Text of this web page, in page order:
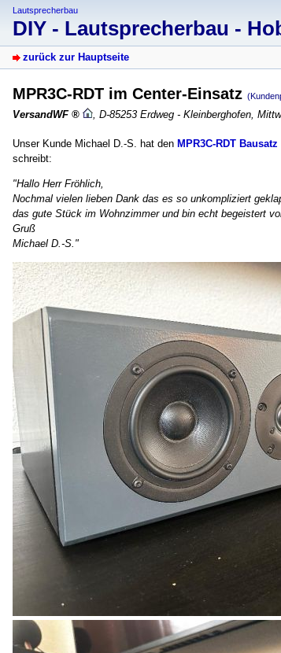
Lautsprecherbau
DIY - Lautsprecherbau -
zurück zur Hauptseite
MPR3C-RDT im Center-Einsatz
VersandWF , D-85253 Erdweg - Kleinberghofen,
Unser Kunde Michael D.-S. hat den MPR3C-RDT Bausatz
schreibt:
"Hallo Herr Fröhlich,
Nochmal vielen lieben Dank das es so unkompliziert
das gute Stück im Wohnzimmer und bin echt begeistert
Gruß
Michael D.-S."